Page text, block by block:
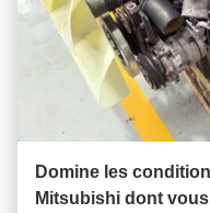
Domine les
Mitsubishi dont